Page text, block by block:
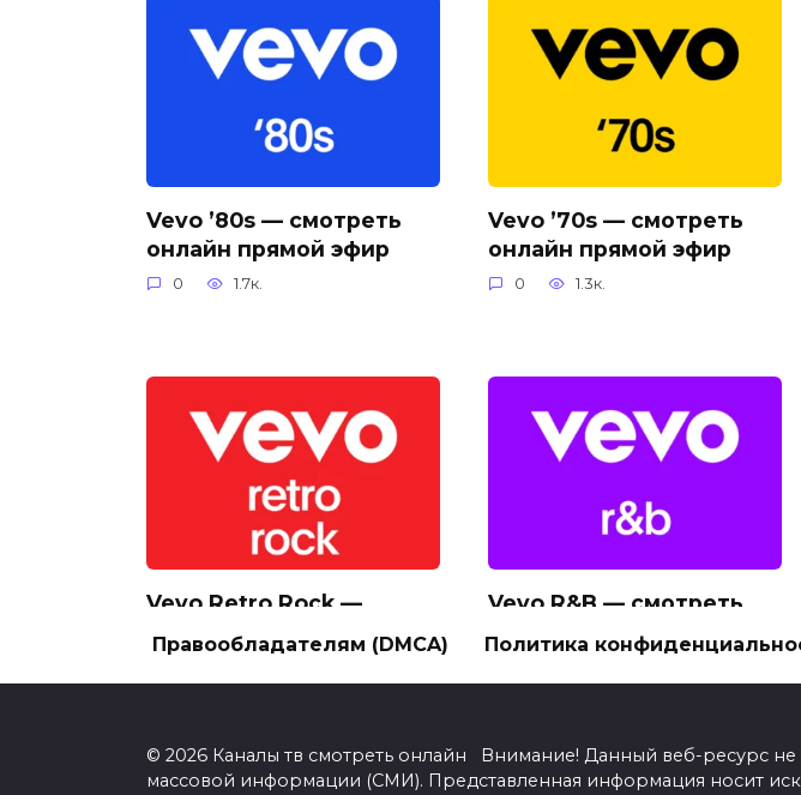
Vevo ’80s — смотреть
онлайн прямой эфир
0 1.7к.
Vevo ’70s — смотреть
онлайн прямой эфир
0 1.3к.
Vevo Retro Rock —
смотреть онлайн
прямой эфир
Vevo R&B — смотреть
онлайн прямой эфир
Правообладателям (DMCA) Политика
© 2026 Каналы тв смотреть онлайн Внимание! Данный веб-ресурс
массовой информации (СМИ). Представленная информация носит